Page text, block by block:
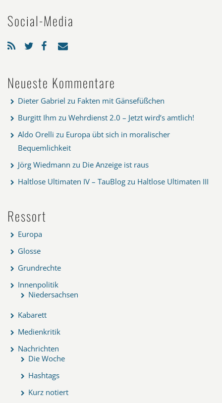
Social-Media
Neueste Kommentare
Dieter Gabriel zu Fakten mit Gänsefüßchen
Burgitt Ihm zu Wehrdienst 2.0 – Jetzt wird’s amtlich!
Aldo Orelli zu Europa übt sich in moralischer
Bequemlichkeit
Jörg Wiedmann zu Die Anzeige ist raus
Haltlose Ultimaten IV – TauBlog zu Haltlose Ultimaten III
Ressort
Europa
Glosse
Grundrechte
Innenpolitik
Niedersachsen
Kabarett
Medienkritik
Nachrichten
Die Woche
Hashtags
Kurz notiert